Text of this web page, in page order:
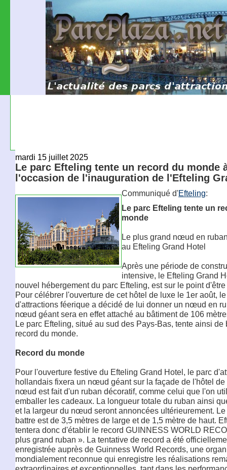
mardi 15 juillet 2025
Le parc Efteling tente un record du monde
l'occasion de l'inauguration de l'Efteling
Communiqué d'Efteling:
Le parc Efteling tente un
monde
Le plus grand nœud en
au Efteling Grand Hotel
Après une période de
intensive, le Efteling Grand
nouvel hébergement du parc Efteling, est sur le point
Pour célébrer l'ouverture de cet hôtel de luxe le 1er août,
d'attractions féerique a décidé de lui donner un nœud en
nœud géant sera en effet attaché au bâtiment de 106
Le parc Efteling, situé au sud des Pays-Bas, tente ainsi de
record du monde.
Record du monde
Pour l'ouverture festive du Efteling Grand Hotel, le parc
hollandais fixera un nœud géant sur la façade de l'hôtel de
nœud est fait d'un ruban décoratif, comme celui que l'on
emballer les cadeaux. La longueur totale du ruban ainsi
et la largeur du nœud seront annoncées ultérieurement. Le
battre est de 3,5 mètres de large et de 1,5 mètre de haut.
tentera donc d'établir le record GUINNESS WORLD
plus grand ruban ». La tentative de record a été
enregistrée auprès de Guinness World Records, une
mondialement reconnue qui enregistre les réalisations